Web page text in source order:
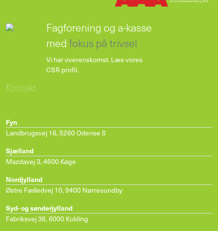
Fagforening og a-kasse
med fokus på trivsel
Vi har overenskomst.Læs vores
CSR profil.
Kontakt
Fyn
Landbrugsvej 16,5260 Odense S
Sjælland
Mazdavej 3,4600 Køge
Nordjylland
Østre Fælledvej 10,9400 Nørresundby
Syd- og sønderjylland
Fabriksvej 36,6000 Kolding